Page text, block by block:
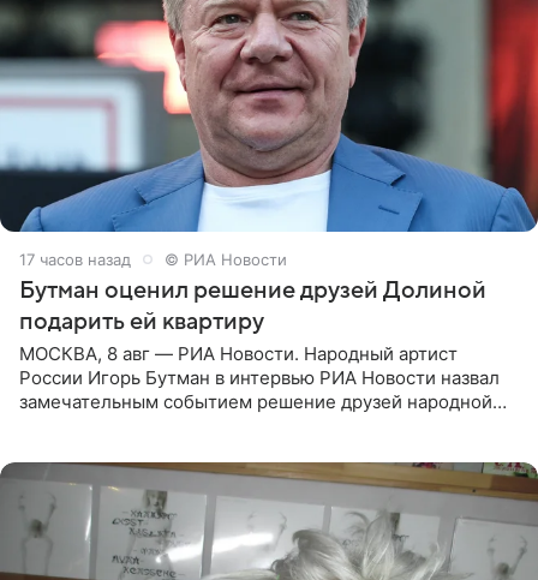
17 часов назад © РИА Новости
Бутман оценил решение друзей Долиной
подарить ей квартиру
МОСКВА, 8 авг — РИА Новости. Народный артист
России Игорь Бутман в интервью РИА Новости назвал
замечательным событием решение друзей народной